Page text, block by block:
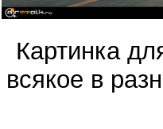
Картинка
всякое в